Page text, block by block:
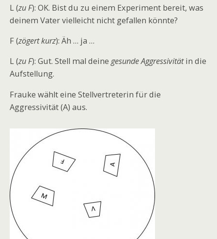
L (zu F): OK. Bist du zu einem Experiment bereit, was
deinem Vater vielleicht nicht gefallen könnte?
F (zögert kurz): Äh … ja …
L (zu F): Gut. Stell mal deine gesunde Aggressivitätin die
Aufstellung.
Frauke wählt eine Stellvertreterin für die
Aggressivität (A) aus.